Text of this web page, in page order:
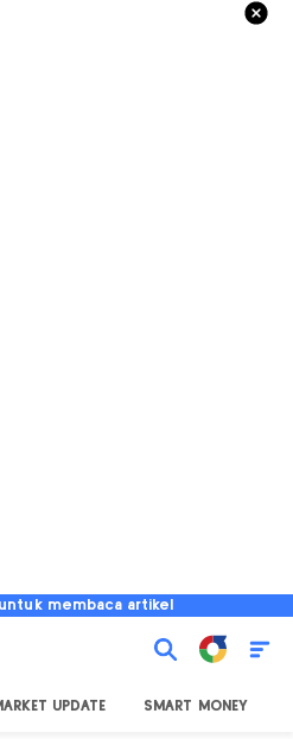
membaca artikel
UPDATE SMART MONEY